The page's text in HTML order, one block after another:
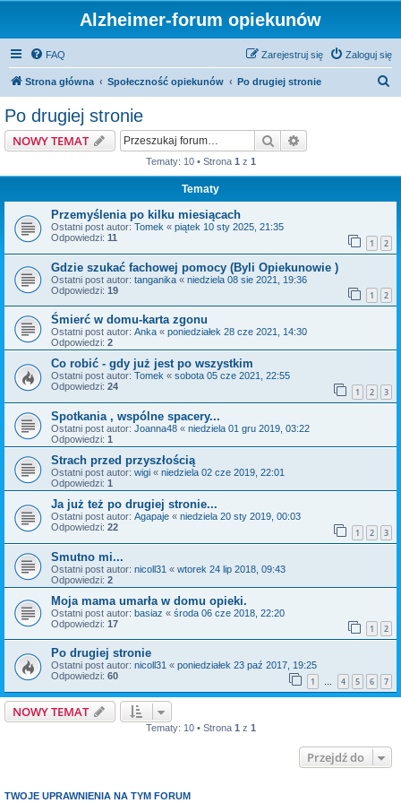
Alzheimer-forum opiekunów
FAQ Zaloguj się
Zarejestruj się
Strona główna Społeczność opiekunów Po drugiej stronie
Po drugiej stronie
NOWY TEMAT Szukaj
Tematy: 10 • Strona 1 z 1
Tematy
Przemyślenia po kilku miesiącach
Ostatni post autor: Tomek « piątek 10 sty 2025, 21:35
Odpowiedzi: 11 1 2
Gdzie szukać fachowej pomocy (Byli Opiekunowie )
Ostatni post autor: tanganika « niedziela 08 sie 2021, 19:36
Odpowiedzi: 19 1 2
Śmierć w domu-karta zgonu
Ostatni post autor: Anka « poniedziałek 28 cze 2021, 14:30
Odpowiedzi: 2
Co robić - gdy już jest po wszystkim
Ostatni post autor: Tomek « sobota 05 cze 2021, 22:55
Odpowiedzi: 24 1 2 3
Spotkania , wspólne spacery...
Ostatni post autor: Joanna48 « niedziela 01 gru 2019, 03:22
Odpowiedzi: 1
Strach przed przyszłością
Ostatni post autor: wigi « niedziela 02 cze 2019, 22:01
Odpowiedzi: 1
Ja już też po drugiej stronie...
Ostatni post autor: Agapaje « niedziela 20 sty 2019, 00:03
Odpowiedzi: 22 1 2 3
Smutno mi...
Ostatni post autor: nicoll31 « wtorek 24 lip 2018, 09:43
Odpowiedzi: 2
Moja mama umarła w domu opieki.
Ostatni post autor: basiaz « środa 06 cze 2018, 22:20
Odpowiedzi: 17 1 2
Po drugiej stronie
Ostatni post autor: nicoll31 « poniedziałek 23 paź 2017, 19:25
Odpowiedzi: 60 1 … 4 5 6 7
NOWY TEMAT
Tematy: 10 • Strona 1 z 1
Przejdź do
TWOJE UPRAWNIENIA NA TYM FORUM